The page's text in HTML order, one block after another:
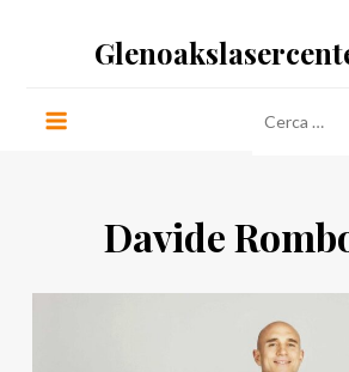
per:
Davide